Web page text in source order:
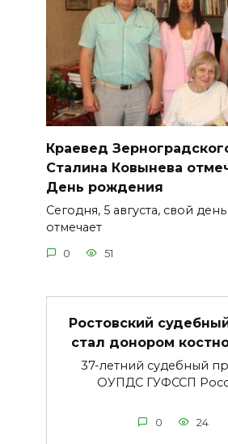
Краевед
Сталина Ковынева
День рождения
Сегодня, 5 августа, свой
отмечает
0 51
Ростовский
стал донором
37-летний судебный
ОУПДС ГУФССП
0 24